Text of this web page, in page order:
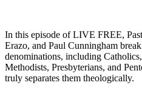
In this episode of LIVE FREE,
Erazo, and Paul Cunningham
denominations, including
Methodists, Presbyterians, and
truly separates them theologically.